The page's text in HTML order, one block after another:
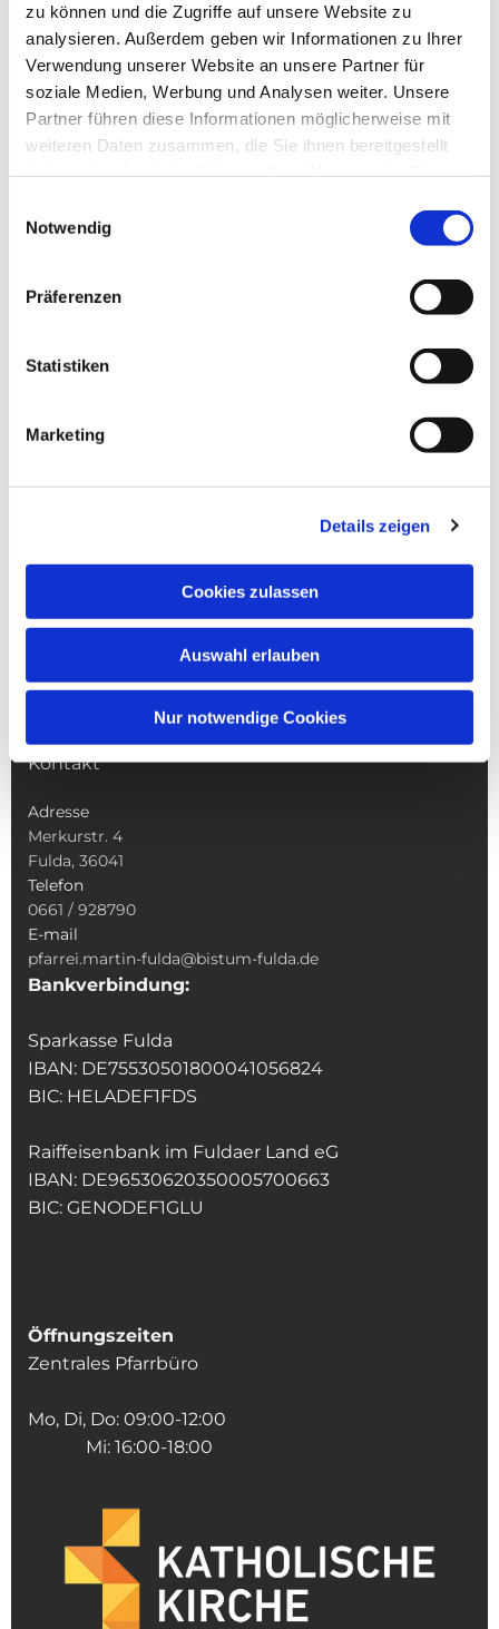
zu können und die Zugriffe auf unsere Website zu
analysieren. Außerdem geben wir Informationen zu Ihrer
Verwendung unserer Website an unsere Partner für
soziale Medien, Werbung und Analysen weiter. Unsere
Partner führen diese Informationen möglicherweise mit
weiteren Daten zusammen, die Sie ihnen bereitgestellt
Notwendig
Präferenzen
Statistiken
Marketing
Details zeigen
Cookies zulassen
Auswahl erlauben
Nur notwendige Cookies
Pfarrei St. Martin
Wallfahrten
Veranstaltungen & Angebote
Kindertagesstätte St. Andreas
Kontakt
Adresse
Merkurstr. 4
Fulda, 36041
Telefon
0661 / 928790
E-mail
pfarrei.martin-fulda@bistum-fulda.de
Bankverbindung:
Sparkasse Fulda
IBAN: DE75530501800041056824
BIC: HELADEF1FDS
Raiffeisenbank im Fuldaer Land eG
IBAN: DE96530620350005700663
BIC: GENODEF1GLU
Öffnungszeiten
Zentrales Pfarrbüro
Mo, Di, Do: 09:00-12:00
Mi: 16:00-18:00